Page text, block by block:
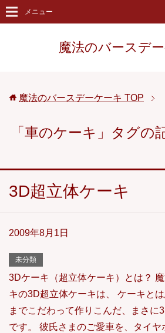
魔法のバースデ
メニュー
魔法のバースデーケーキ TOP
「車のケーキ」タグの
3D超立体ケーキ
2009年8月1日
未分類
3Dケーキ（超立体ケーキ）とは？
キの3D超立体ケーキは、 ケーキと
までこだわって作りこんだ、まさに
です。 彼氏さまのご愛車を、タイヤ